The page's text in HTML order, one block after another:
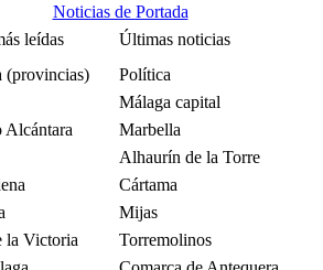
Noticias de Portada
leídas
Últimas noticias
(provincias)
Política
Málaga capital
Alcántara
Marbella
Alhaurín de la Torre
Cártama
Mijas
la Victoria
Torremolinos